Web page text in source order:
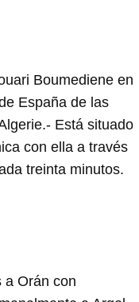
Boumediene en
España de las
Está situado
con ella a través
treinta minutos.
a Orán con